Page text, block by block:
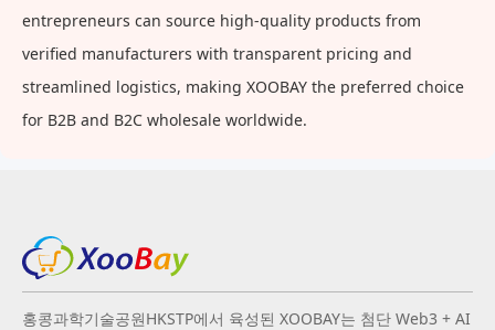
entrepreneurs can source high-quality products from
verified manufacturers with transparent pricing and
streamlined logistics, making XOOBAY the preferred choice
for B2B and B2C wholesale worldwide.
홍콩과학기술공원HKSTP에서 육성된 XOOBAY는 첨단 Web3 + AI